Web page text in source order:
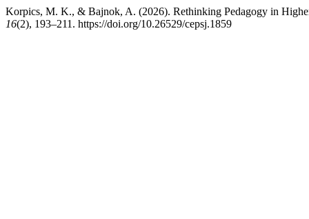
Korpics, M. K., & Bajnok, A. (2026). Rethinking Pedagogy in
16(2), 193–211. https://doi.org/10.26529/cepsj.1859